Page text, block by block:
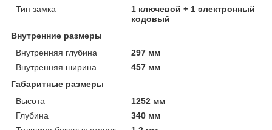
Тип замка
1 ключевой + 1 электронный
кодовый
Внутренние размеры
Внутренняя глубина
297 мм
Внутренняя ширина
457 мм
Габаритные размеры
Высота
1252 мм
Глубина
340 мм